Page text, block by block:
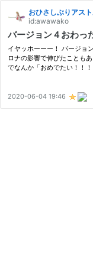
おひさしぶりアス
id:awawako
バージョン４おわっ
イヤッホーーー！ バージョ
ロナの影響で伸びたことも
でなんか「おめでたい！！
2020-06-04 19:46